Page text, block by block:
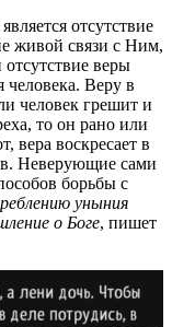
отсутствие
живой связи с Ним,
веры
человека. Веру в
человек грешит и
то он рано или
вера воскресает в
Неверующие сами
борьбы с
уныния
о Боге, пишет